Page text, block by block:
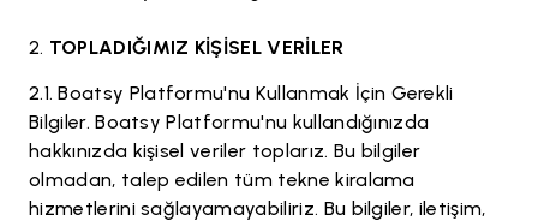
TOPLADIĞIMIZ KİŞİSEL VERİLER
Boatsy Platformu'nu Kullanmak İçin Gerekli
Bilgiler. Boatsy Platformu'nu kullandığınızda
hakkınızda kişisel veriler toplarız. Bu bilgiler
olmadan, talep edilen tüm tekne kiralama
hizmetlerini sağlayamayabiliriz. Bu bilgiler, iletişim,